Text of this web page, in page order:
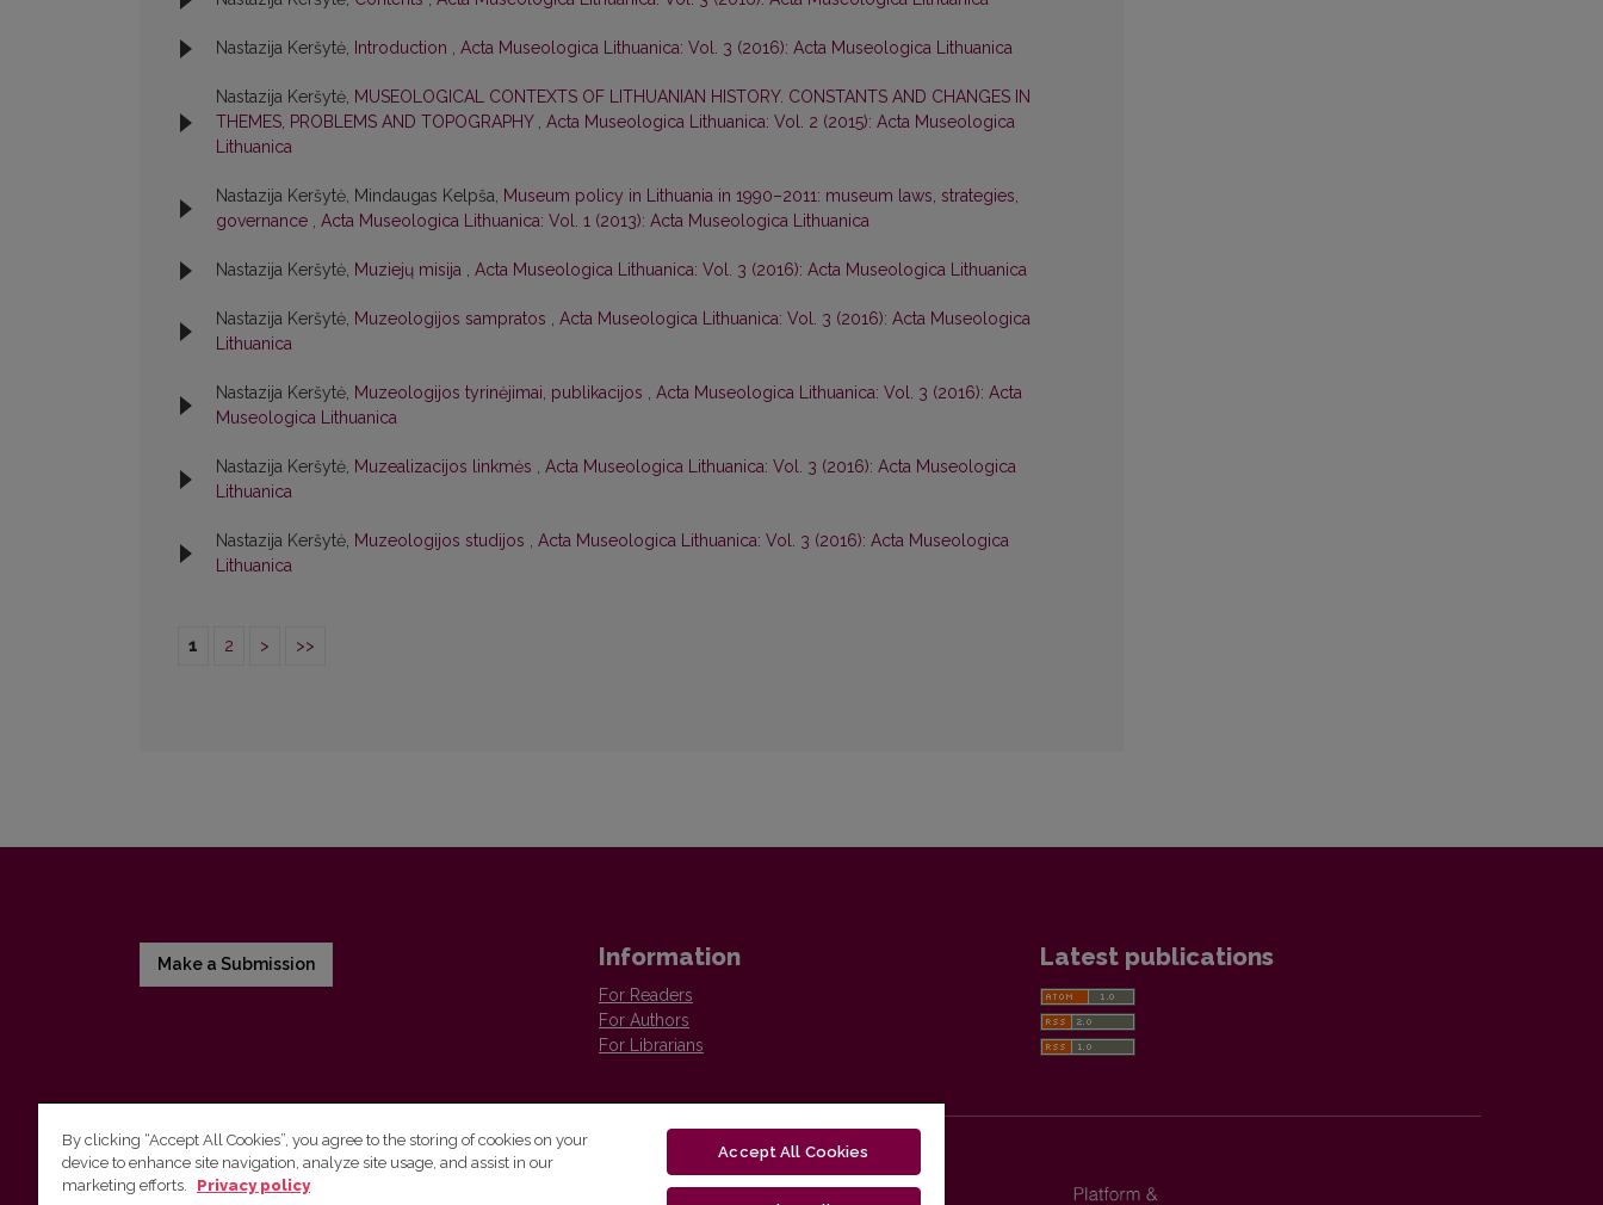
Nastazija Keršytė, Introduction , Acta Museologica Lithuanica: Vol. 3 (2016): Acta Museologica Lithuanica
Nastazija Keršytė, MUSEOLOGICAL CONTEXTS OF LITHUANIAN HISTORY. CONSTANTS AND CHANGES IN
THEMES, PROBLEMS AND TOPOGRAPHY , Acta Museologica Lithuanica: Vol. 2 (2015): Acta Museologica
Lithuanica
Nastazija Keršytė, Mindaugas Kelpša, Museum policy in Lithuania in 1990–2011: museum laws, strategies,
governance , Acta Museologica Lithuanica: Vol. 1 (2013): Acta Museologica Lithuanica
Nastazija Keršytė, Muziejų misija , Acta Museologica Lithuanica: Vol. 3 (2016): Acta Museologica Lithuanica
Nastazija Keršytė, Muzeologijos sampratos , Acta Museologica Lithuanica: Vol. 3 (2016): Acta Museologica
Lithuanica
Nastazija Keršytė, Muzeologijos tyrinėjimai, publikacijos , Acta Museologica Lithuanica: Vol. 3 (2016): Acta
Museologica Lithuanica
Nastazija Keršytė, Muzealizacijos linkmės , Acta Museologica Lithuanica: Vol. 3 (2016): Acta Museologica
Lithuanica
Nastazija Keršytė, Muzeologijos studijos , Acta Museologica Lithuanica: Vol. 3 (2016): Acta Museologica
Lithuanica
1 2 > >>
Make a Submission Information
For Readers
For Authors
For Librarians
Latest publications
Vilnius University Press
By clicking “Accept All Cookies”, you agree to the storing of cookies on your
device to enhance site navigation, analyze site usage, and assist in our
marketing efforts.
Privacy policy
Accept All Cookies